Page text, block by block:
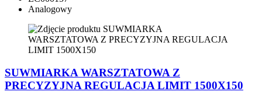
Analogowy
SUWMIARKA WARSZTATOWA Z
PRECYZYJNA REGULACJA LIMIT 1500X150